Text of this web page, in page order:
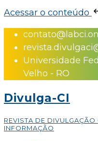
Acessar o conteúdo
Skip
contentUniversidade
Velho - RO
Divulga-CI
REVISTA DE
INFORMAÇÃO